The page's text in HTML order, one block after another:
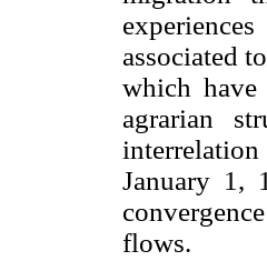
associated
which
agrarian
January 1,
flows.